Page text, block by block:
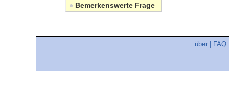
● Bemerkenswerte Frage
über FAQ